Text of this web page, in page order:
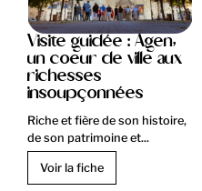
Visite guidée : Agen,
un coeur de ville aux
richesses
insoupçonnées
Riche et fière de son histoire,
de son patrimoine et...
Voir la fiche